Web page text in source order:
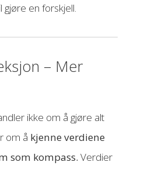
en forskjell.
– Mer
ikke om å gjøre alt
om å kjenne verdiene
som kompass. Verdier